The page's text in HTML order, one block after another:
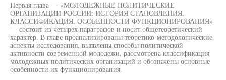
Первая глава — «МОЛОДЕЖНЫЕ ПОЛИТИЧЕСКИЕ
ОРГАНИЗАЦИИ РОССИИ: ИСТОРИЯ СТАНОВЛЕНИЯ,
КЛАССИФИКАЦИЯ, ОСОБЕННОСТИ ФУНКЦИОНИРОВАНИЯ»
— состоит из четырех параграфов и носит общетеоретический
характер. В главе проанализированы теоретико-методологические
аспекты исследования, выявлены способы политической
активности современной молодежи, рассмотрена классификация
молодежных политических организаций и обозначены основные
особенности их функционирования.